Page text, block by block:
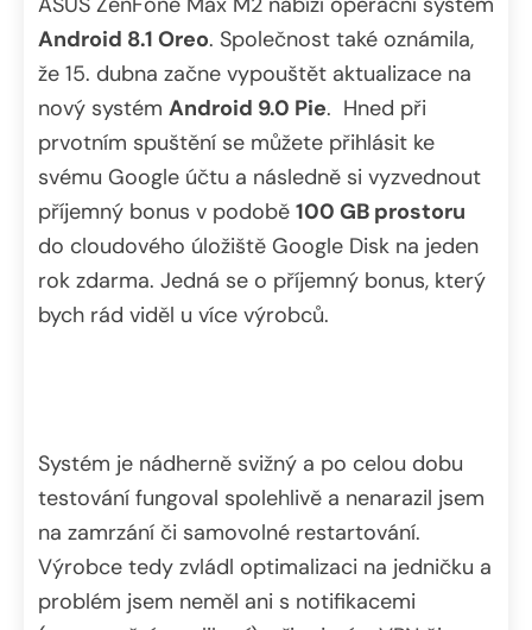
Android 8.1 Oreo. Společnost také oznámila,
že 15. dubna začne vypouštět aktualizace na
nový systém Android 9.0 Pie. Hned při
prvotním spuštění se můžete přihlásit ke
svému Google účtu a následně si vyzvednout
příjemný bonus v podobě 100 GB prostoru
do cloudového úložiště Google Disk na jeden
rok zdarma. Jedná se o příjemný bonus, který
bych rád viděl u více výrobců.
Systém je nádherně svižný a po celou dobu
testování fungoval spolehlivě a nenarazil jsem
na zamrzání či samovolné restartování.
Výrobce tedy zvládl optimalizaci na jedničku a
problém jsem neměl ani s notifikacemi